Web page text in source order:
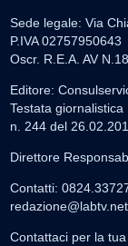
Sede legale: Via
P.IVA 02757950643
Oscr. R.E.A. AV
Editore:
Testata
n. 244 del
Direttore
Contatti:
redazione@labtv.net
Contattaci per la